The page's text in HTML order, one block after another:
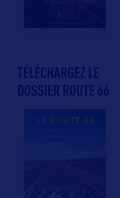
TÉLÉCHARGEZ LE
DOSSIER ROUTE 66